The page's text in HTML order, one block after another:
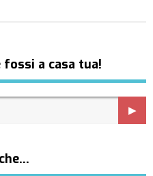
fossi a casa tua!